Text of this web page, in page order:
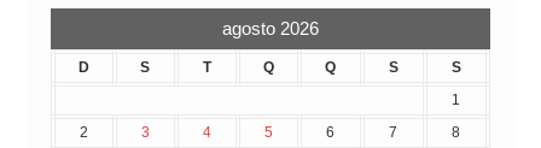
agosto 2026
D S T Q Q S
S
1
2
3 4 5 6 7
8